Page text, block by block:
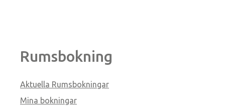
Rumsbokning
Aktuella Rumsbokningar
Mina bokningar